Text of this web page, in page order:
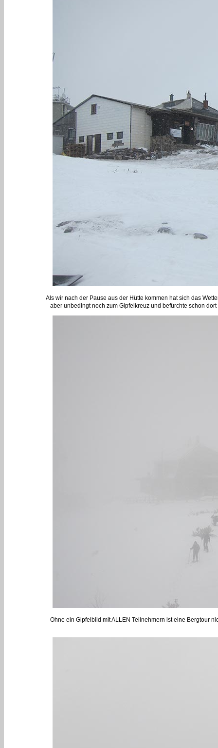
Als wir nach der Pause aus der Hütte kommen hat sich das
aber unbedingt noch zum Gipfelkreuz und befürchte schon
Ohne ein Gipfelbild mit ALLEN Teilnehmern ist eine Bergtour